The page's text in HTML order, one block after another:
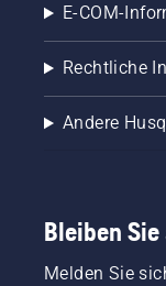
E-COM-
Rechtliche
Andere
Bleiben
Melden Sie